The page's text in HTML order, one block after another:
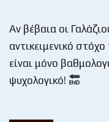
Αν βέβαια οι
αντικειμενικό
είναι μόνο
ψυχολογικό!